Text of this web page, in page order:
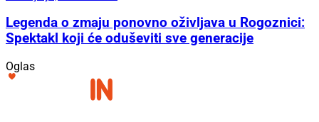
Legenda o zmaju ponovno oživljava u Rogoznici:
Spektakl koji će oduševiti sve generacije
Oglas